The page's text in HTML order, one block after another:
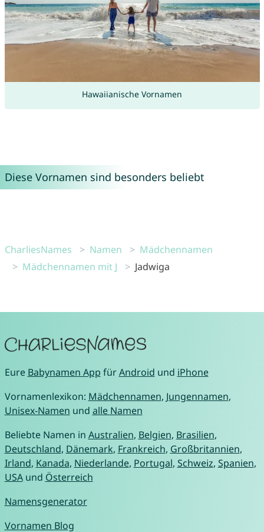
Hawaiianische Vornamen
Diese Vornamen sind besonders beliebt
CharliesNames Namen
Mädchennamen
Mädchennamen mit J
Jadwiga
Eure Babynamen App fürAndroid und iPhone
Vornamenlexikon: Mädchennamen, Jungennamen,
Unisex-Namen und alle Namen
Beliebte Namen in Australien, Belgien, Brasilien,
Deutschland, Dänemark, Frankreich, Großbritannien,
Irland, Kanada, Niederlande, Portugal, Schweiz, Spanien,
USAund Österreich
Namensgenerator
Vornamen Blog